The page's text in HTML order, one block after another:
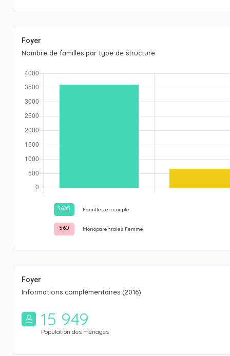
Foyer
Nombre de familles par type de structure
3605 Familles en couple
560 Monoparentales Femme
Foyer
Informations complémentaires (2016)
15 949
Population des ménages